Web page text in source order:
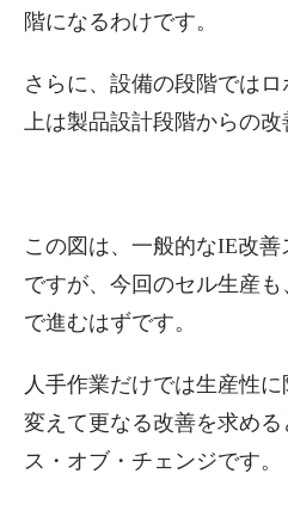
階になるわけです。
さらに、設備の段階では
上は製品設計段階からの改
この図は、一般的なIE改
ですが、今回のセル生産
で進むはずです。
人手作業だけでは生産性
変えて更なる改善を求め
ス・オブ・チェンジです。